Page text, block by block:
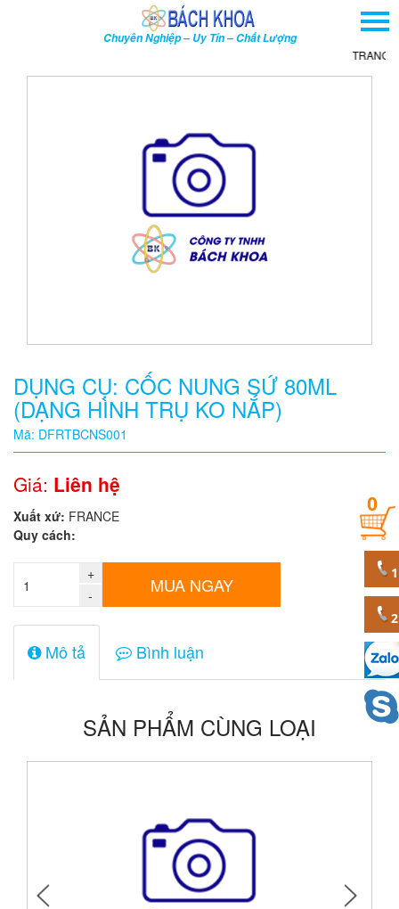
Chuyên Nghiệp – Uy Tín – Chất Lượng
Quy
cách
Giá:
0
đ
sản
phẩm
0
TRANG
DỤNG CỤ: CỐC NUNG SỨ 80ML
(DẠNG HÌNH TRỤ KO NẮP)
Mã: DFRTBCNS001
Giá: Liên hệ
Xuất xứ: FRANCE
Quy cách:
+
-
MUA NGAY
Mô tả Bình luận
SẢN PHẨM CÙNG LOẠI